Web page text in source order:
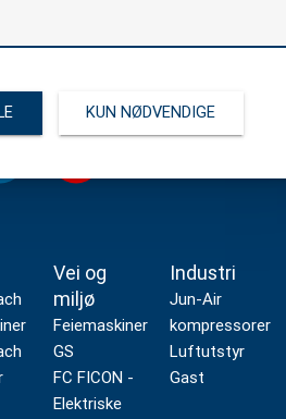
Vei og
miljø
Feiemaskiner
GS
FC FICON -
Elektriske
Industri
Jun-Air
kompressorer
Luftutstyr
Gast
KUN NØDVENDIGE